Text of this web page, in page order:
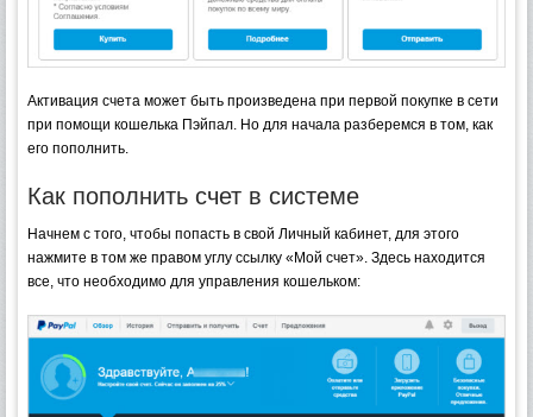
Активация счета может быть произведена при первой покупке в сети
при помощи кошелька Пэйпал. Но для начала разберемся в том, как
его пополнить.
Как пополнить счет в системе
Начнем с того, чтобы попасть в свой Личный кабинет, для этого
нажмите в том же правом углу ссылку «Мой счет». Здесь находится
все, что необходимо для управления кошельком: